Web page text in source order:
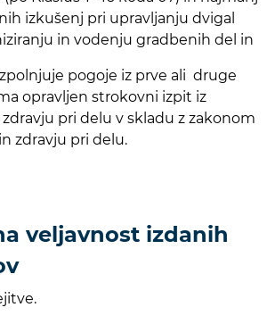
izkušenj pri upravljanju dvigal
in vodenju gradbenih del in
pogoje iz prve ali druge
opravljen strokovni izpit iz
pri delu v skladu z zakonom
zdravju pri delu.
veljavnost izdanih